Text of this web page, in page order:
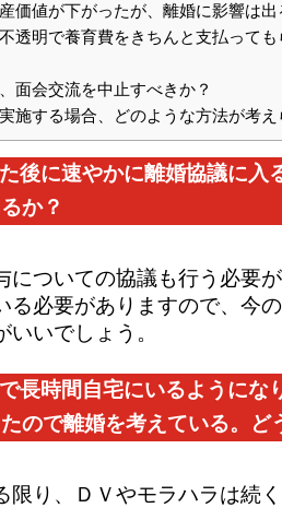
価値が下がったが、離婚に影響は出
透明で養育費をきちんと支払って
面会交流を中止すべきか？
施する場合、どのような方法が考え
後に速やかに離婚協議に入
か？
についての協議も行う必要
る必要がありますので、今
いでしょう。
長時間自宅にいるようにな
ので離婚を考えている。ど
限り、ＤＶやモラハラは続